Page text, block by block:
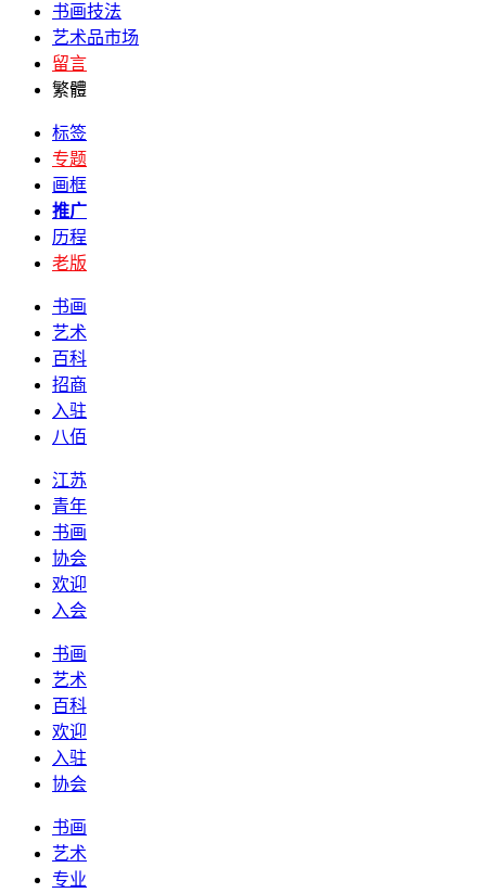
书画技法
艺术品市场
留言
繁體
标签
专题
画框
推广
历程
老版
书画
艺术
百科
招商
入驻
八佰
江苏
青年
书画
协会
欢迎
入会
书画
艺术
百科
欢迎
入驻
协会
书画
艺术
专业